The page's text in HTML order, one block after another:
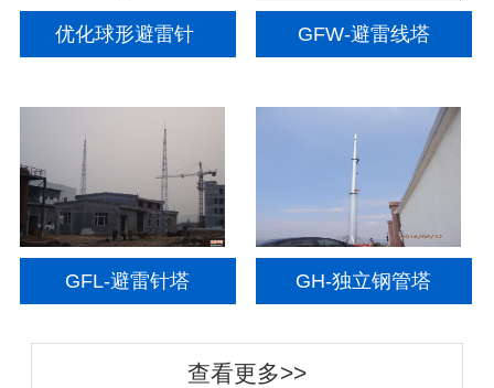
优化球形避雷针 GFW-避雷线塔
GFL-避雷针塔 GH-独立钢管塔
查看更多>>